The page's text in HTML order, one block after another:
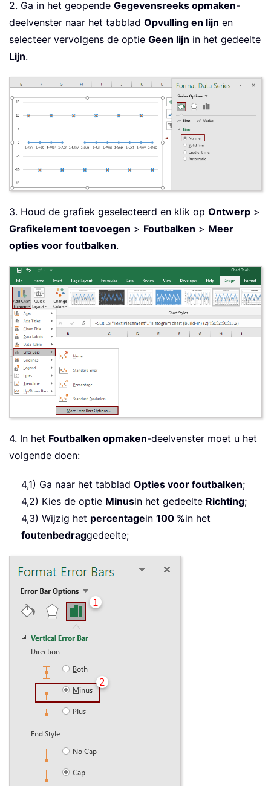
2. Ga in het geopende Gegevensreeks opmaken-
deelvenster naar het tabblad Opvulling en lijn en
selecteer vervolgens de optie Geen lijn in het gedeelte
Lijn.
3. Houd de grafiek geselecteerd en klik op Ontwerp >
Grafikelement toevoegen > Foutbalken > Meer
opties voor foutbalken.
4. In het Foutbalken opmaken-deelvenster moet u het
volgende doen:
4,1) Ga naar het tabblad Opties voor foutbalken;
4,2) Kies de optie Minusin het gedeelte Richting;
4,3) Wijzig het percentagein 100 %in het
foutenbedraggedeelte;